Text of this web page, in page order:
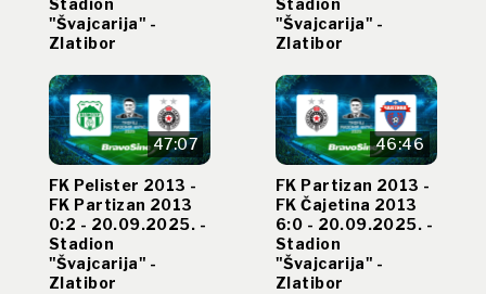
"Švajcarija" -
Zlatibor
"Švajcarija" -
Zlatibor
47:07
FK Pelister 2013 -
FK Partizan 2013
0:2 - 20.09.2025. -
Stadion
"Švajcarija" -
Zlatibor
46:46
FK Partizan 2013 -
FK Čajetina 2013
6:0 - 20.09.2025. -
Stadion
"Švajcarija" -
Zlatibor